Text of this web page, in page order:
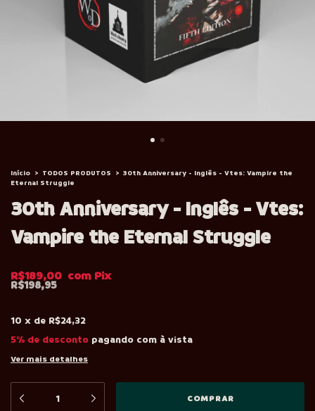
Início > TODOS PRODUTOS > 30th Anniversary - Inglês - Vtes: Vampire the
Eternal Struggle
30th Anniversary - Inglês - Vtes:
Vampire the Eternal Struggle
R$198,95
R$189,00
10 x de R$24,32
5% de desconto pagando com à vista
Ver mais detalhes